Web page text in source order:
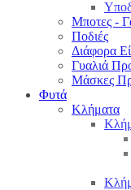
Μποτες -
Ποδιές
Διάφορα
Γυαλιά
Μάσκες
Φυτά
Κλήματα